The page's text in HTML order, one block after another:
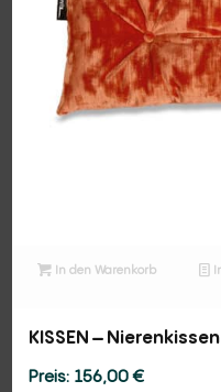
In den Warenkorb
KISSEN –
156,00€